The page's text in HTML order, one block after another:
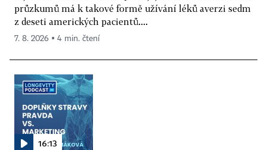
průzkumů má k takové formě užívání léků averzi sedm
z deseti amerických pacientů....
7. 8. 2026 ▪ 4 min. čtení
16:13